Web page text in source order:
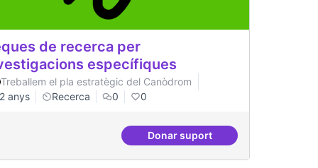
de recerca per
específiques
Treballem el pla estratègic del Canòdrom
2 anys
Recerca 0 0
Donar suportBeques de recerca per